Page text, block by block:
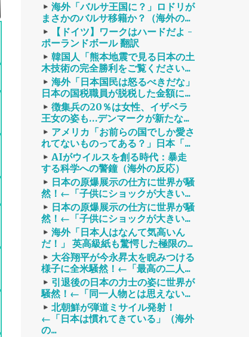
海外「バルサ王国に？」ロドリが
まさかのバルサ移籍か？（海外の...
【ドイツ】ワークはハードだよ -
ポーランドボール 翻訳
韓国人「熊本地震で見る日本の土
木技術の完全勝利をご覧ください...
海外「日本国民は怒るべきだな」
日本の国税職員が脱税した金額に...
徴集兵の20％は女性、イザベラ
王女の姿も…デンマークが新たな...
アメリカ「お前らの国でしか愛さ
れてないものってある？」日本「...
AIがウイルスを創る時代：暴走
する科学への警鐘（海外の反応）
日本の原爆展示の仕方に世界が騒
然！←「子供にショックが大きい...
日本の原爆展示の仕方に世界が騒
然！←「子供にショックが大きい...
海外「日本人はなんて気高いん
だ！」 英高級紙も驚愕した極限の...
大谷翔平が今永昇太を睨みつける
様子に全米騒然！←「最高の二人...
引退後の日本の力士の姿に世界が
騒然！←「同一人物とは思えない...
北朝鮮が弾道ミサイル発射！
←「日本は慣れてきている」（海外
の...